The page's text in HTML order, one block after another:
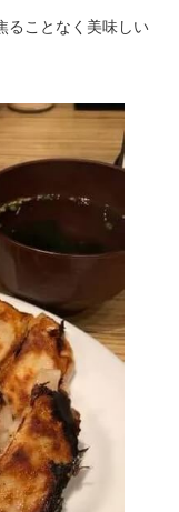
ることなく美味しい